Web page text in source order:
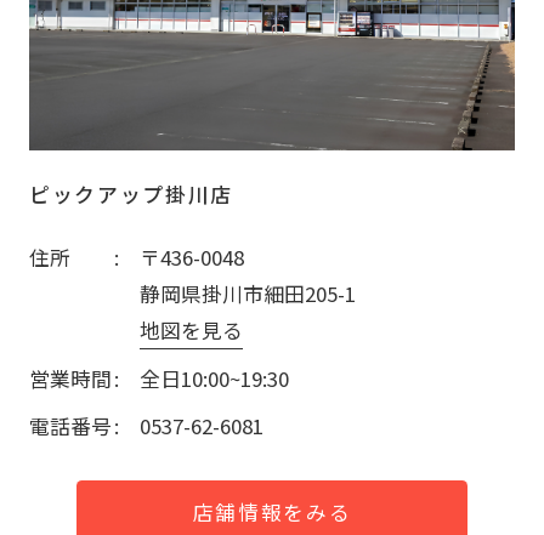
ピックアップ掛川店
住所
〒436-0048
静岡県掛川市細田205-1
地図を見る
営業時間
全日10:00~19:30
電話番号
0537-62-6081
店舗情報をみる